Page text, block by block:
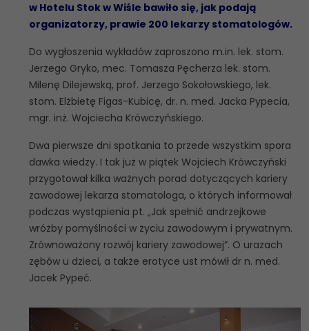
w Hotelu Stok w Wiśle bawiło się, jak podają
organizatorzy, prawie 200 lekarzy stomatologów.
Do wygłoszenia wykładów zaproszono m.in. lek. stom.
Jerzego Gryko, mec. Tomasza Pęcherza lek. stom.
Milenę Dilejewską, prof. Jerzego Sokołowskiego, lek.
stom. Elżbietę Figas-Kubicę, dr. n. med. Jacka Pypecia,
mgr. inż. Wojciecha Krówczyńskiego.
Dwa pierwsze dni spotkania to przede wszystkim spora
dawka wiedzy. I tak już w piątek Wojciech Krówczyński
przygotował kilka ważnych porad dotyczących kariery
zawodowej lekarza stomatologa, o których informował
podczas wystąpienia pt. „Jak spełnić andrzejkowe
wróżby pomyślności w życiu zawodowym i prywatnym.
Zrównoważony rozwój kariery zawodowej”. O urazach
zębów u dzieci, a także erotyce ust mówił dr n. med.
Jacek Pypeć.